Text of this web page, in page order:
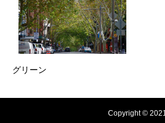
グリーン
Copyright ©